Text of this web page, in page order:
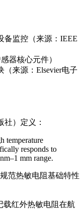
备监控（来源：IEEE
器核心元件）
来源：Elsevier电子
社）定义：
temperature
responds to
mm range.
范热敏电阻基础特性
载红外热敏电阻在航